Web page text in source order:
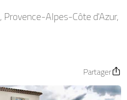
Provence-Alpes-Côte d'Azur
Partager